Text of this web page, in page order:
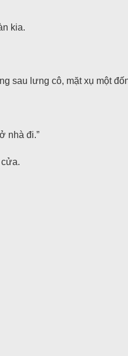
kia.
sau lưng cô, mặt xụ một
nhà đi.”